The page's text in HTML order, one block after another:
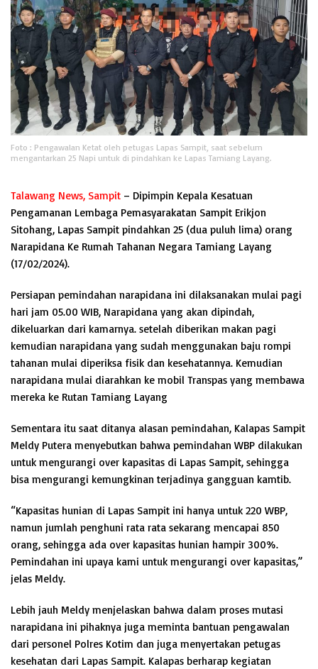
Foto : Pengawalan Ketat oleh petugas Lapas Sampit, saat sebelum
mengantarkan 25 Napi untuk di pindahkan ke Lapas Tamiang Layang.
Talawang News, Sampit – Dipimpin Kepala Kesatuan
Pengamanan Lembaga Pemasyarakatan Sampit Erikjon
Sitohang, Lapas Sampit pindahkan 25 (dua puluh lima) orang
Narapidana Ke Rumah Tahanan Negara Tamiang Layang
(17/02/2024).
Persiapan pemindahan narapidana ini dilaksanakan mulai pagi
hari jam 05.00 WIB, Narapidana yang akan dipindah,
dikeluarkan dari kamarnya. setelah diberikan makan pagi
kemudian narapidana yang sudah menggunakan baju rompi
tahanan mulai diperiksa fisik dan kesehatannya. Kemudian
narapidana mulai diarahkan ke mobil Transpas yang membawa
mereka ke Rutan Tamiang Layang
Sementara itu saat ditanya alasan pemindahan, Kalapas Sampit
Meldy Putera menyebutkan bahwa pemindahan WBP dilakukan
untuk mengurangi over kapasitas di Lapas Sampit, sehingga
bisa mengurangi kemungkinan terjadinya gangguan kamtib.
“Kapasitas hunian di Lapas Sampit ini hanya untuk 220 WBP,
namun jumlah penghuni rata rata sekarang mencapai 850
orang, sehingga ada over kapasitas hunian hampir 300%.
Pemindahan ini upaya kami untuk mengurangi over kapasitas,”
jelas Meldy.
Lebih jauh Meldy menjelaskan bahwa dalam proses mutasi
narapidana ini pihaknya juga meminta bantuan pengawalan
dari personel Polres Kotim dan juga menyertakan petugas
kesehatan dari Lapas Sampit. Kalapas berharap kegiatan